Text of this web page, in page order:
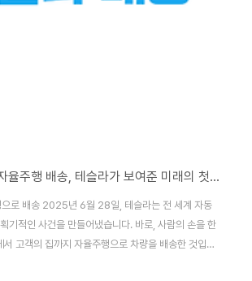
드디어 현실이 된 자율주행 배송, 테슬라가 보여준 미래의 첫걸음
으로 배송 2025년 6월 28일, 테슬라는 전 세계 자동
기적인 사건을 만들어냈습니다. 바로, 사람의 손을 한
서 고객의 집까지 자율주행으로 차량을 배송한 것입니
델 Y 전기 SUV가 텍사스 기가팩토리에서 출발해 오